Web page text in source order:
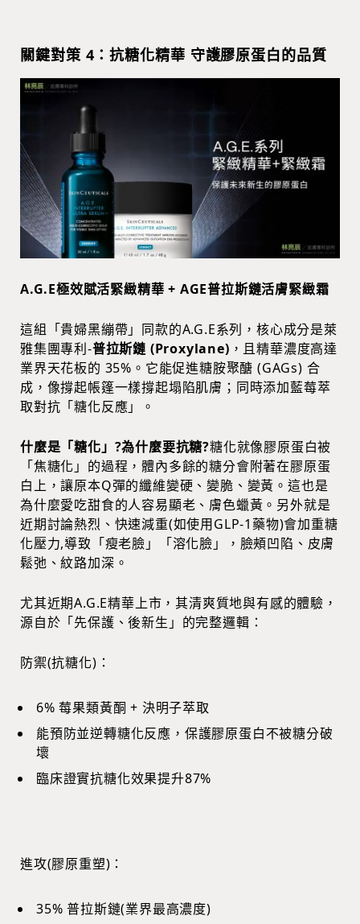
關鍵對策 4：抗糖化精華 守護膠原蛋白的品質
A.G.E極效賦活緊緻精華 + AGE普拉斯鏈活膚緊緻霜
這組「貴婦黑繃帶」同款的A.G.E系列，核心成分是萊
雅集團專利-普拉斯鏈 (Proxylane) ，且精華濃度高達
業界天花板的 35%。它能促進糖胺聚醣 (GAGs) 合
成，像撐起帳篷一樣撐起塌陷肌膚；同時添加藍莓萃
取對抗「糖化反應」。
什麼是「糖化」?為什麼要抗糖?糖化就像膠原蛋白被
「焦糖化」的過程，體內多餘的糖分會附著在膠原蛋
白上，讓原本Q彈的纖維變硬、變脆、變黃。這也是
為什麼愛吃甜食的人容易顯老、膚色蠟黃。另外就是
近期討論熱烈、快速減重(如使用GLP-1藥物)會加重糖
化壓力,導致「瘦老臉」「溶化臉」，臉頰凹陷、皮膚
鬆弛、紋路加深。
尤其近期A.G.E精華上市，其清爽質地與有感的體驗，
源自於「先保護、後新生」的完整邏輯：
防禦(抗糖化)：
6% 莓果類黃酮 + 決明子萃取
能預防並逆轉糖化反應，保護膠原蛋白不被糖分破
壞
臨床證實抗糖化效果提升87%
進攻(膠原重塑)：
35% 普拉斯鏈(業界最高濃度)